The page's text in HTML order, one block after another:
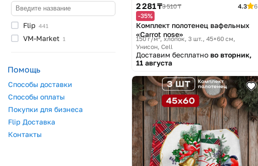
163г/м²2
420 г/м²
300 г/м²
125г/м²
85г/м²1
290 г/м²1
119г/м² 1
Flip 441
VM-Market 1
Помощь
Способы доставки
Способы оплаты
Покупки для бизнеса
Flip Доставка
Контакты
2 281 ₸3 510 ₸ 4.3
6
-35%
Комплект полотенец вафельных
«Сarrot nose»
150 г/м², хлопок, 3 шт., 45×60 см
Унисон, Cell
Доставим бесплатно во вторник,
11 августа